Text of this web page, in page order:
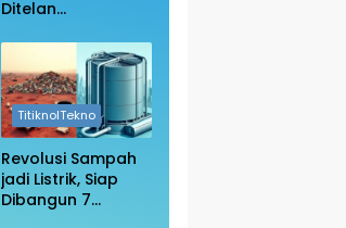
Ditelan
Apakah Profesi
Anda Masih
Aman?
TitiknolTekno
Revolusi Sampah
jadi Listrik, Siap
Dibangun 7